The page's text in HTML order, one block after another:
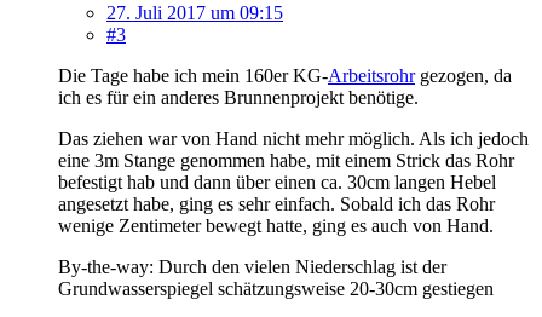
27. Juli 2017 um 09:15
#3
Die Tage habe ich mein 160er KG-Arbeitsrohrgezogen, da
ich es für ein anderes Brunnenprojekt benötige.
Das ziehen war von Hand nicht mehr möglich. Als ich jedoch
eine 3m Stange genommen habe, mit einem Strick das Rohr
befestigt hab und dann über einen ca. 30cm langen Hebel
angesetzt habe, ging es sehr einfach. Sobald ich das Rohr
wenige Zentimeter bewegt hatte, ging es auch von Hand.
By-the-way: Durch den vielen Niederschlag ist der
Grundwasserspiegel schätzungsweise 20-30cm gestiegen